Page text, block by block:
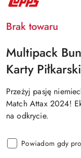
TOPPS
Brak towaru
Multipack
Karty
Przeżyj pasję
Match Attax 2024!
na odkrycie.
Powiadom gdy